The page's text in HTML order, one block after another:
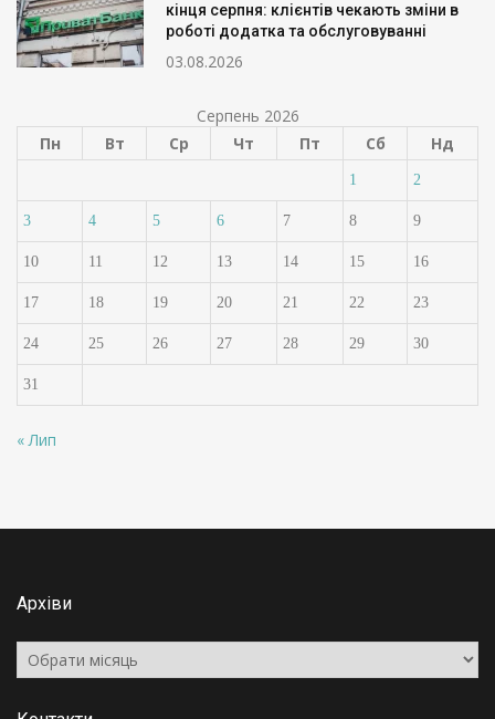
кінця серпня: клієнтів чекають зміни в
роботі додатка та обслуговуванні
03.08.2026
Серпень 2026
Пн
Вт Ср Чт Пт Сб Нд
1 2
3 4 5 6 7 8 9
10 11 12 13 14 15 16
17 18 19 20 21 22 23
24 25 26 27 28 29 30
31
« Лип
Архіви
Архіви